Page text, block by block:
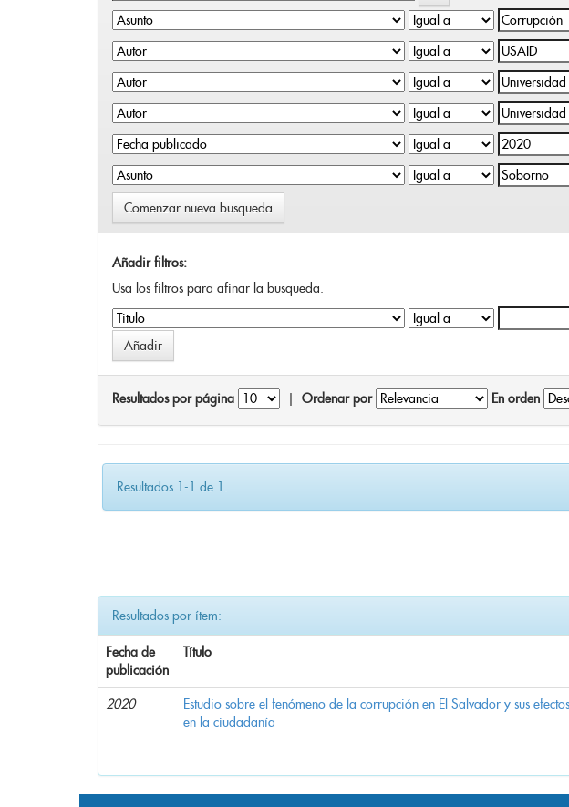
Comenzar nueva busqueda
Añadir filtros:
Usa los filtros para afinar la busqueda.
Resultados por página Ordenar por En orden
Resultados 1-1 de 1.
Resultados por ítem:
Fecha de
publicación
Título
2020
Estudio sobre el fenómeno de la corrupción en El Salvador y sus efectos
en la ciudadanía